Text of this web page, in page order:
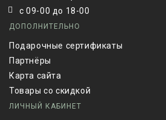
с 09-00 до 18-00
ДОПОЛНИТЕЛЬНО
Подарочные сертификаты
Партнёры
Карта сайта
Товары со скидкой
ЛИЧНЫЙ КАБИНЕТ